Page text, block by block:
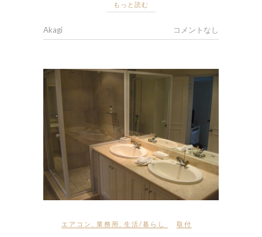
もっと読む
Akagi コメントなし
エアコン 業務用 生活/暮らし 取付